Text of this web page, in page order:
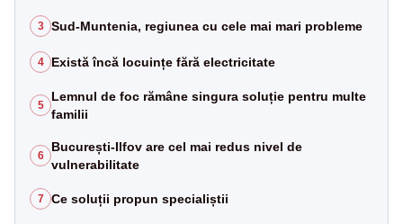
3 Sud-Muntenia, regiunea cu cele mai mari probleme
4 Există încă locuințe fără electricitate
5
Lemnul de foc rămâne singura soluție pentru multe
familii
6
București-Ilfov are cel mai redus nivel de
vulnerabilitate
7 Ce soluții propun specialiștii